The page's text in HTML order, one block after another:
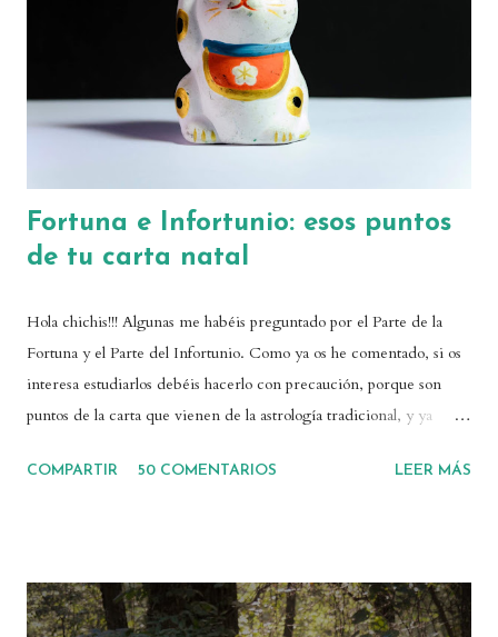
e
n
a
r
i
o
Fortuna e Infortunio: esos puntos
de tu carta natal
Hola chichis!!! Algunas me habéis preguntado por el Parte de la
Fortuna y el Parte del Infortunio. Como ya os he comentado, si os
interesa estudiarlos debéis hacerlo con precaución, porque son
puntos de la carta que vienen de la astrología tradicional, y ya
definiendo de forma cerrada el destino de la gente. Como ya os he
manifieste de una forma determinada. Es cierto que muchas veces
COMPARTIR 50 COMENTARIOS LEER MÁS